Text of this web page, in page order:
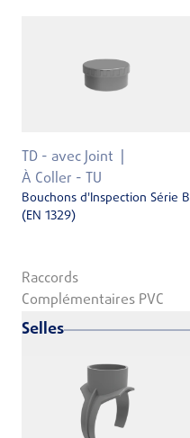
TD - avec Joint
À Coller - TU
Bouchons d'Inspection Série B
(EN 1329)
Raccords
Complémentaires PVC
Selles